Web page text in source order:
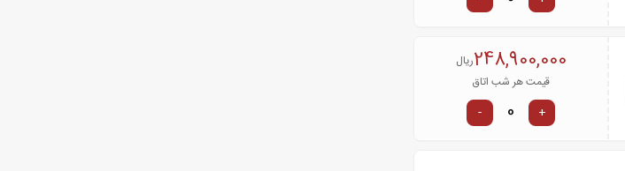
248,900,000ریال
قیمت هر شب اتاق
+
-